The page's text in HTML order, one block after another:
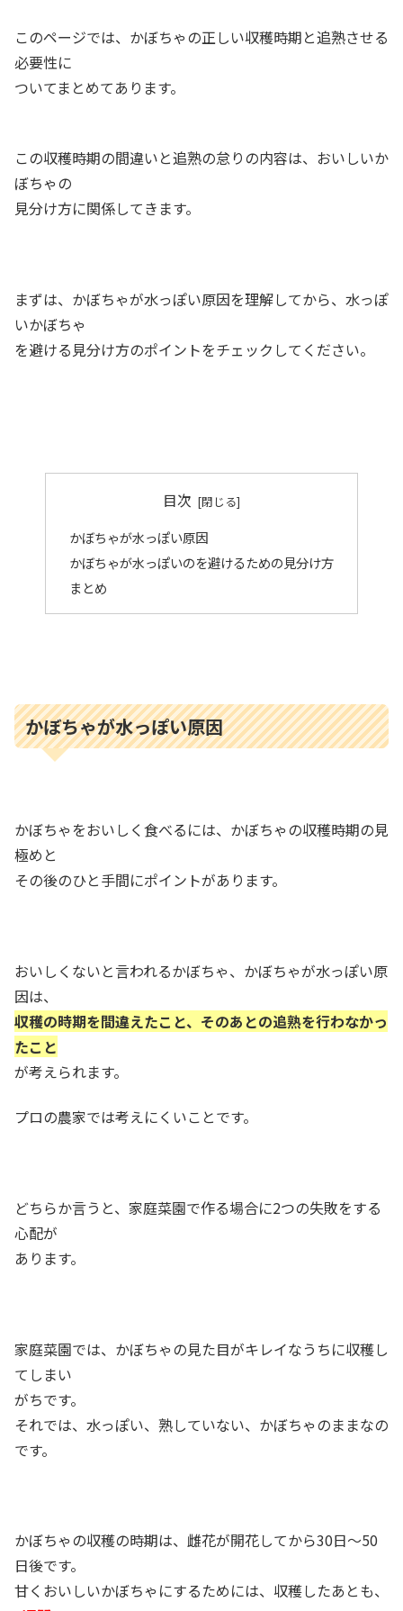
このページでは、かぼちゃの正しい収穫時期と追熟させる
必要性に
ついてまとめてあります。
この収穫時期の間違いと追熟の怠りの内容は、おいしいか
ぼちゃの
見分け方に関係してきます。
まずは、かぼちゃが水っぽい原因を理解してから、水っぽ
いかぼちゃ
を避ける見分け方のポイントをチェックしてください。
目次
かぼちゃが水っぽい原因
かぼちゃが水っぽいのを避けるための見分け方
まとめ
かぼちゃが水っぽい原因
かぼちゃをおいしく食べるには、かぼちゃの収穫時期の見
極めと
その後のひと手間にポイントがあります。
おいしくないと言われるかぼちゃ、かぼちゃが水っぽい原
因は、
収穫の時期を間違えたこと、そのあとの追熟を行わなかっ
たこと
が考えられます。
プロの農家では考えにくいことです。
どちらか言うと、家庭菜園で作る場合に2つの失敗をする
心配が
あります。
家庭菜園では、かぼちゃの見た目がキレイなうちに収穫し
てしまい
がちです。
それでは、水っぽい、熟していない、かぼちゃのままなの
です。
かぼちゃの収穫の時期は、雌花が開花してから30日～50
日後です。
甘くおいしいかぼちゃにするためには、収穫したあとも、